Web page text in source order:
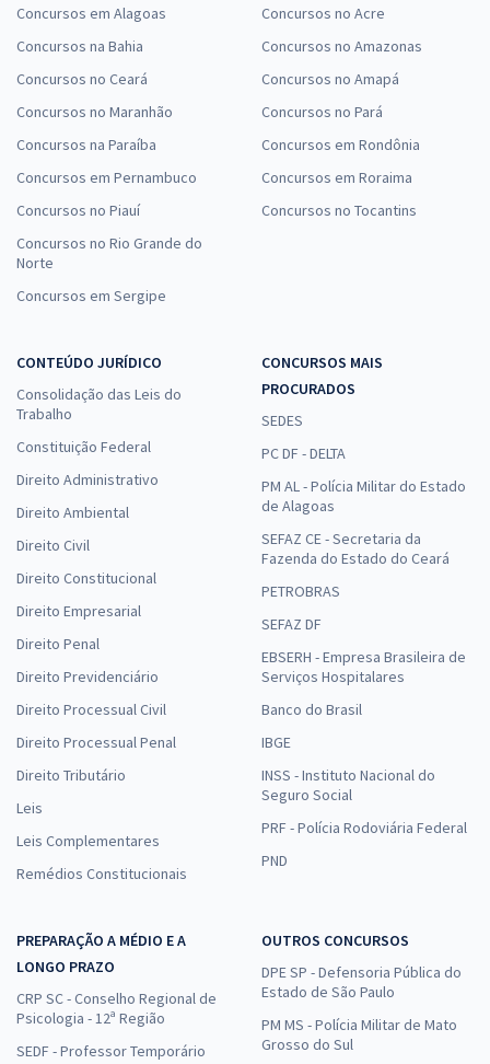
Concursos em Alagoas
Concursos na Bahia
Concursos no Ceará
Concursos no Maranhão
Concursos na Paraíba
Concursos em Pernambuco
Concursos no Piauí
Concursos no Rio Grande do
Norte
Concursos em Sergipe
Concursos no Acre
Concursos no Amazonas
Concursos no Amapá
Concursos no Pará
Concursos em Rondônia
Concursos em Roraima
Concursos no Tocantins
CONTEÚDO JURÍDICO
Consolidação das Leis do
Trabalho
Constituição Federal
Direito Administrativo
Direito Ambiental
Direito Civil
Direito Constitucional
Direito Empresarial
Direito Penal
Direito Previdenciário
Direito Processual Civil
Direito Processual Penal
Direito Tributário
Leis
Leis Complementares
Remédios Constitucionais
CONCURSOS MAIS
PROCURADOS
SEDES
PC DF - DELTA
PM AL - Polícia Militar do Estado
de Alagoas
SEFAZ CE - Secretaria da
Fazenda do Estado do Ceará
PETROBRAS
SEFAZ DF
EBSERH - Empresa Brasileira de
Serviços Hospitalares
Banco do Brasil
IBGE
INSS - Instituto Nacional do
Seguro Social
PRF - Polícia Rodoviária Federal
PND
PREPARAÇÃO A MÉDIO E A
LONGO PRAZO
CRP SC - Conselho Regional de
Psicologia - 12ª Região
SEDF - Professor Temporário
OUTROS CONCURSOS
DPE SP - Defensoria Pública do
Estado de São Paulo
PM MS - Polícia Militar de Mato
Grosso do Sul